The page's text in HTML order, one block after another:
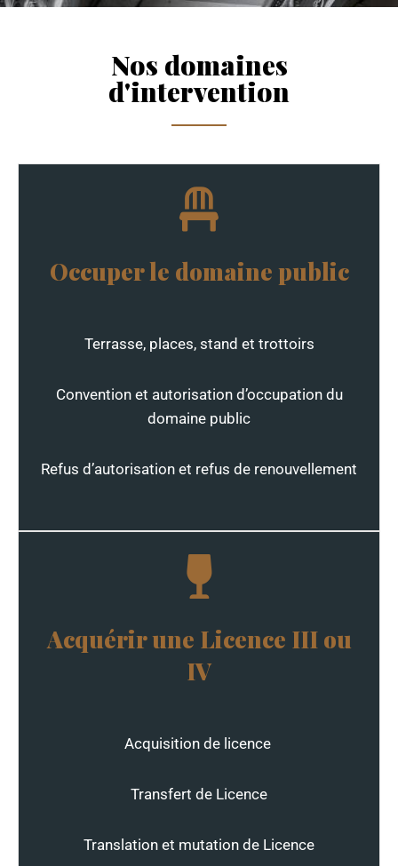
Nos domaines
d'intervention
Occuper le domaine public
Terrasse, places, stand et trottoirs
Convention et autorisation d’occupation du
domaine public
Refus d’autorisation et refus de renouvellement
Acquérir une Licence III ou
IV
Acquisition de licence
Transfert de Licence
Translation et mutation de Licence